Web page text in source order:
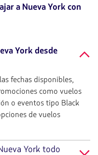
a Nueva York con
York desde
fechas disponibles,
como vuelos
o eventos tipo Black
de vuelos
York todo